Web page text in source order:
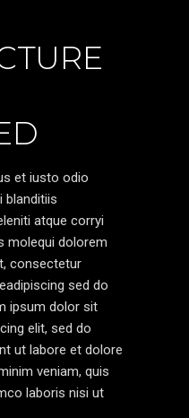
et iusto odio
blanditiis
atque corryi
molequi dolorem
consectetur
sed do
ipsum dolor sit
elit, sed do
ut labore et dolore
veniam, quis
laboris nisi ut